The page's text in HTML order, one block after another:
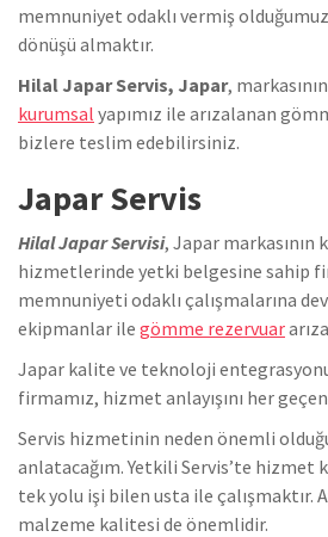
memnuniyet odaklı vermiş
dönüşü almaktır.
Hilal Japar Servis, Japar,
kurumsal yapımız ile arızalanan
bizlere teslim edebilirsiniz.
Japar Servis
Hilal Japar Servisi, Japar
hizmetlerinde yetki belgesine sahip
memnuniyeti odaklı çalışmalarına
ekipmanlar ile gömme rezervuar
Japar kalite ve teknoloji
firmamız, hizmet anlayışını her
Servis hizmetinin neden önemli
anlatacağım. Yetkili Servis’te hizmet
tek yolu işi bilen usta ile çalışmaktır.
malzeme kalitesi de önemlidir.